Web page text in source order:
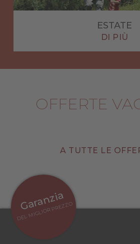
ESTATE
DI PIÙ
OFFERTE
A TUTTE LE
Garanzia
DEL MIGLIOR PREZZO